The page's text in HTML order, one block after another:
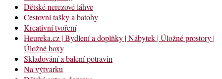
Dětské nerezové láhve
Cestovní tašky a batohy
Kreativní tvoření
Heureka.cz | Bydlení a doplňky | Nábytek | Úložné prostory |
Úložné boxy
Skladování a balení potravin
Na výtvarku